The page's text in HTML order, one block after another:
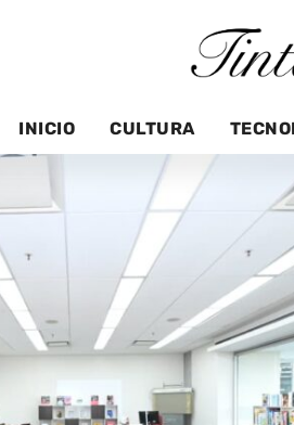
INICIO CULTURA